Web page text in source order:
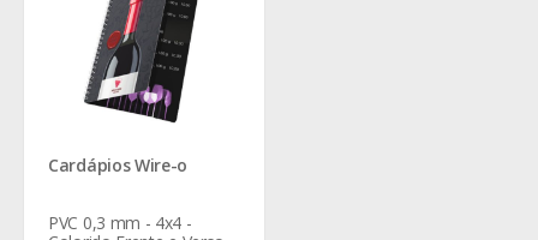
Cardápios Wire-o
PVC 0,3 mm - 4x4 -